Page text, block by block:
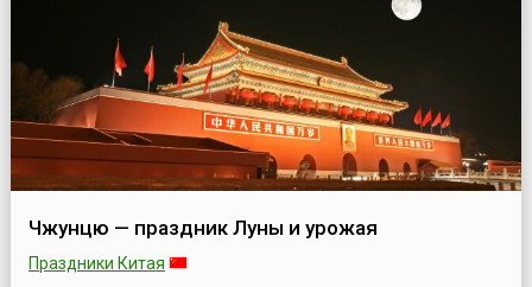
Чжунцю — праздник Луны и урожая
Праздники Китая